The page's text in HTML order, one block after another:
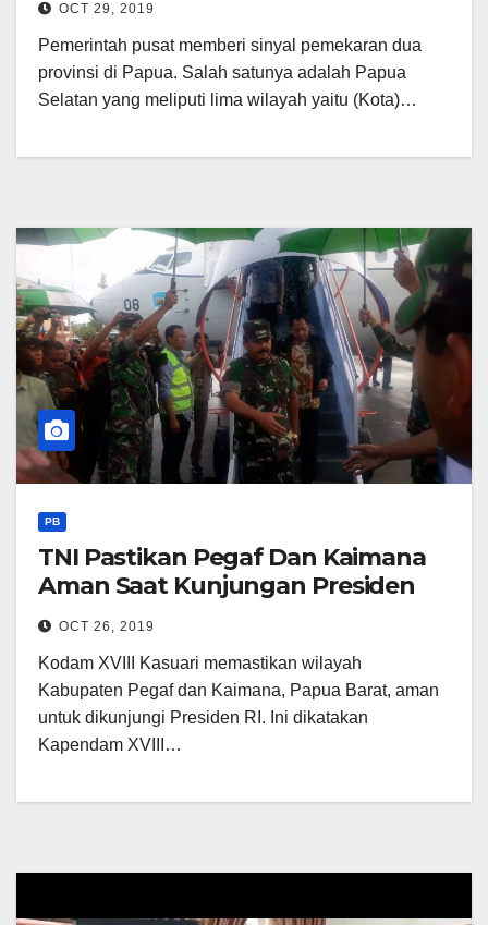
OCT 29, 2019
Pemerintah pusat memberi sinyal pemekaran dua
provinsi di Papua. Salah satunya adalah Papua
Selatan yang meliputi lima wilayah yaitu (Kota)…
PB
TNI Pastikan Pegaf Dan Kaimana
Aman Saat Kunjungan Presiden
OCT 26, 2019
Kodam XVIII Kasuari memastikan wilayah
Kabupaten Pegaf dan Kaimana, Papua Barat, aman
untuk dikunjungi Presiden RI. Ini dikatakan
Kapendam XVIII…